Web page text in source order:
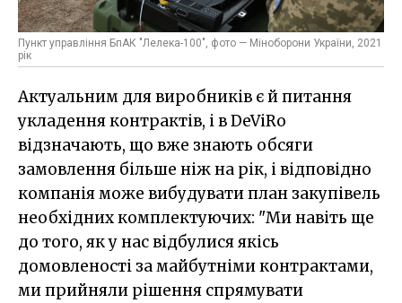
Пункт управління БпАК "Лелека-100", фото — Міноборони України, 2021
рік
Актуальним для виробників є й питання
укладення контрактів, і в DeViRo
відзначають, що вже знають обсяги
замовлення більше ніж на рік, і відповідно
компанія може вибудувати план закупівель
необхідних комплектуючих: "Ми навіть ще
до того, як у нас відбулися якісь
домовленості за майбутніми контрактами,
ми прийняли рішення спрямувати